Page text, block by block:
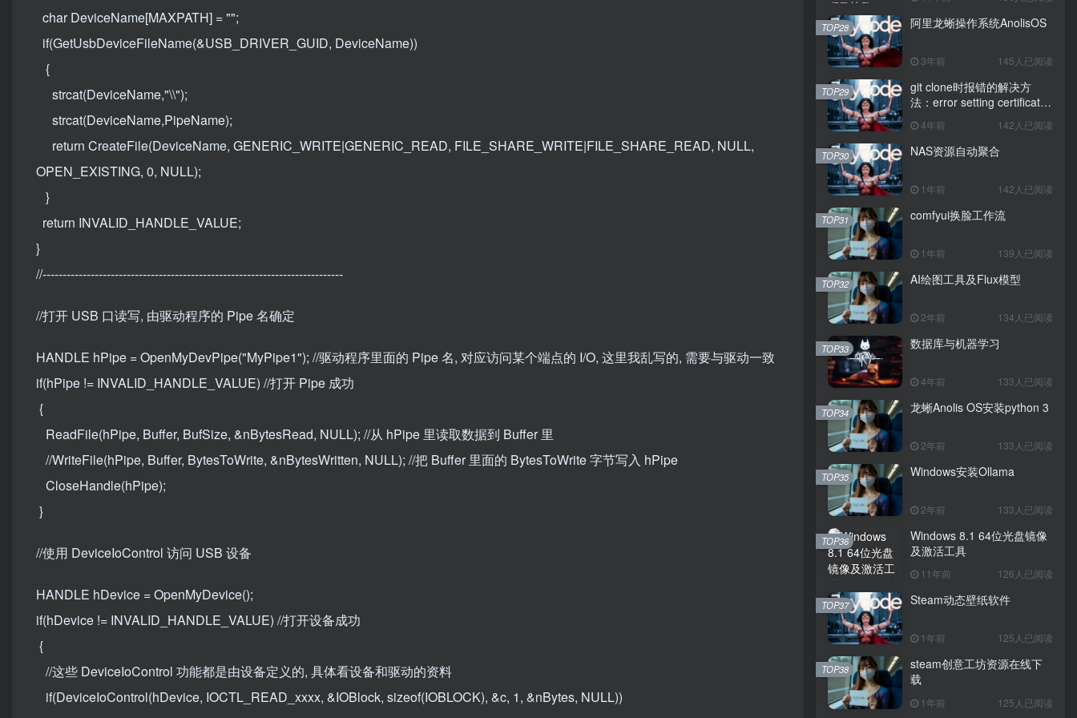
char DeviceName[MAXPATH] = "";
if(GetUsbDeviceFileName(&USB_DRIVER_GUID, DeviceName))
{
strcat(DeviceName,"\\");
strcat(DeviceName,PipeName);
return CreateFile(DeviceName, GENERIC_WRITE|GENERIC_READ, FILE_SHARE_WRITE|FILE_SHARE_READ, NULL,
OPEN_EXISTING, 0, NULL);
}
return INVALID_HANDLE_VALUE;
}
//---------------------------------------------------------------------------
//打开 USB 口读写, 由驱动程序的 Pipe 名确定
HANDLE hPipe = OpenMyDevPipe("MyPipe1"); //驱动程序里面的 Pipe 名, 对应访问某个端点的 I/O, 这里我乱写的, 需要与驱动一致
if(hPipe != INVALID_HANDLE_VALUE) //打开 Pipe 成功
{
ReadFile(hPipe, Buffer, BufSize, &nBytesRead, NULL); //从 hPipe 里读取数据到 Buffer 里
//WriteFile(hPipe, Buffer, BytesToWrite, &nBytesWritten, NULL); //把 Buffer 里面的 BytesToWrite 字节写入 hPipe
CloseHandle(hPipe);
}
//使用 DeviceIoControl 访问 USB 设备
HANDLE hDevice = OpenMyDevice();
if(hDevice != INVALID_HANDLE_VALUE) //打开设备成功
{
//这些 DeviceIoControl 功能都是由设备定义的, 具体看设备和驱动的资料
if(DeviceIoControl(hDevice, IOCTL_READ_xxxx, &IOBlock, sizeof(IOBLOCK), &c, 1, &nBytes, NULL))
阿里龙蜥操作系统AnolisOS
3年前 145人已阅读
TOP28
git clone时报错的解决方
法：error setting certificate
4年前 142人已阅读
TOP29
NAS资源自动聚合
1年前 142人已阅读
TOP30
comfyui换脸工作流
1年前 139人已阅读
TOP31
AI绘图工具及Flux模型
2年前 134人已阅读
TOP32
数据库与机器学习
4年前 133人已阅读
TOP33
龙蜥Anolis OS安装python 3
2年前 133人已阅读
TOP34
Windows安装Ollama
2年前 133人已阅读
TOP35
Windows 8.1 64位光盘镜像
及激活工具
11年前 126人已阅读
TOP36
Steam动态壁纸软件
1年前 125人已阅读
TOP37
steam创意工坊资源在线下
载
1年前 125人已阅读
TOP38